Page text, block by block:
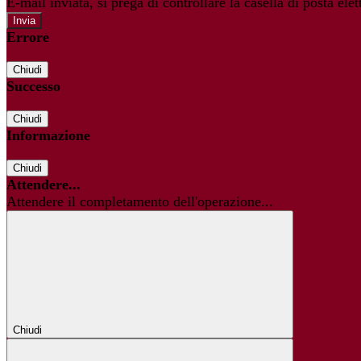
Errore
Chiudi
Successo
Chiudi
Informazione
Chiudi
Attendere...
Attendere il completamento dell'operazione...
Chiudi